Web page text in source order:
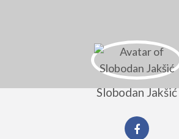
Slobodan Jakšić